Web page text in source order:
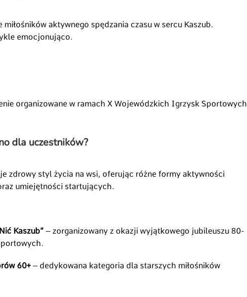
aktywnego spędzania czasu w sercu Kaszub.
emocjonująco.
organizowane w ramach X Wojewódzkich Igrzysk Sportowych
dla uczestników?
zdrowy styl życia na wsi, oferując różne formy aktywności
umiejętności startujących.
Kaszub” – zorganizowany z okazji wyjątkowego jubileuszu 80-
60+ – dedykowana kategoria dla starszych miłośników